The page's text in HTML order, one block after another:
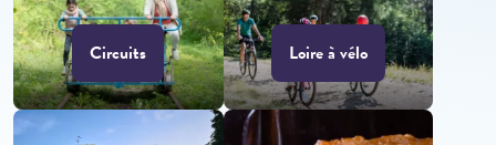
Circuits Loire à vélo